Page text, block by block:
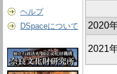
ヘルプ
DSpaceについて
2020
2021